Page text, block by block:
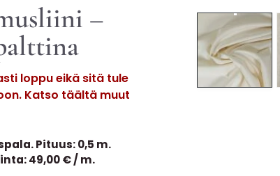
–
loppu eikä sitä tule
Katso täältä muut
Pituus: 0,5 m.
49,00 € / m.